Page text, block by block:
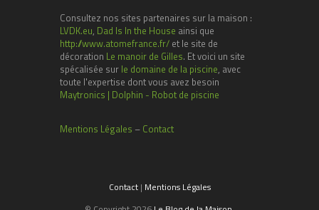
Consultez nos sites partenaires sur la maison :
LVDK.eu, Dad Is In the House ainsi que
http://www.atomefrance.fr/ et le site de
décoration Le manoir de Gilles. Et voici un site
spécalisée sur le domaine de la piscine, avec
toute l'expertise dont vous avez besoin
Maytronics | Dolphin - Robot de piscine
Mentions Légales – Contact
Contact| Mentions Légales